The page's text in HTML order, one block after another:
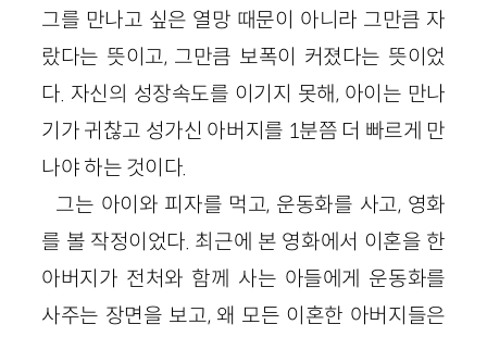
그를 만나고 싶은 열망 때문이 아니라 그만큼 자
랐다는 뜻이고, 그만큼 보폭이 커졌다는 뜻이었
다. 자신의 성장속도를 이기지 못해, 아이는 만나
기가 귀찮고 성가신 아버지를 1분쯤 더 빠르게 만
나야 하는 것이다.
그는 아이와 피자를 먹고, 운동화를 사고, 영화
를 볼 작정이었다. 최근에 본 영화에서 이혼을 한
아버지가 전처와 함께 사는 아들에게 운동화를
사주는 장면을 보고, 왜 모든 이혼한 아버지들은